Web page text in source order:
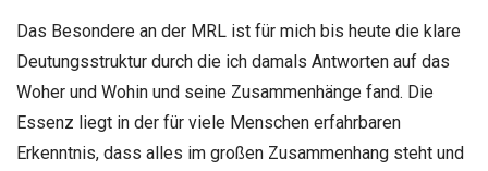
Das Besondere an der MRL ist für mich bis heute die klare
Deutungsstruktur durch die ich damals Antworten auf das
Woher und Wohin und seine Zusammenhänge fand. Die
Essenz liegt in der für viele Menschen erfahrbaren
Erkenntnis, dass alles im großen Zusammenhang steht und